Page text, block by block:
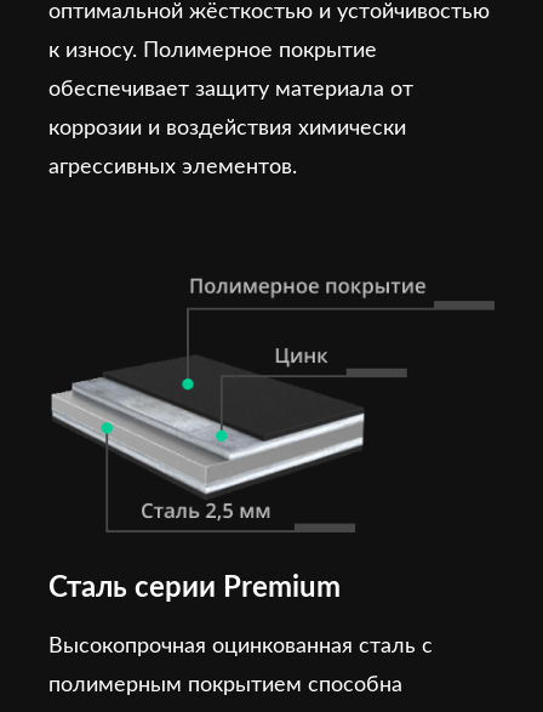
оптимальной жёсткостью и устойчивостью
к износу. Полимерное покрытие
обеспечивает защиту материала от
коррозии и воздействия химически
агрессивных элементов.
Сталь серии Premium
Высокопрочная оцинкованная сталь с
полимерным покрытием способна